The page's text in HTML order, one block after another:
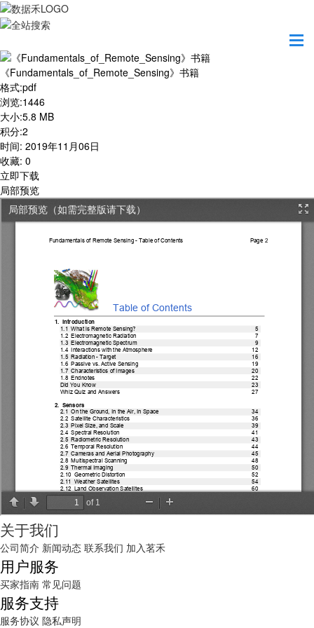
《Fundamentals_of_Remote_Sensing》书籍
《Fundamentals_of_Remote_Sensing》书籍
格式:pdf
浏览:1446
大小:5.8 MB
积分:2
时间: 2019年11月06日
收藏: 0
立即下载
局部预览
关于我们
公司简介 新闻动态 联系我们 加入茗禾
用户服务
买家指南 常见问题
服务支持
服务协议 隐私声明